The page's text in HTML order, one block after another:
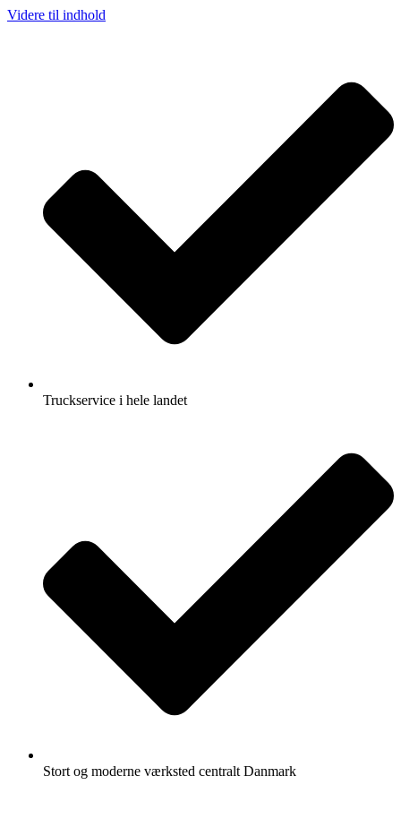
Videre til indhold
Truckservice i hele landet
Stort og moderne værksted centralt Danmark